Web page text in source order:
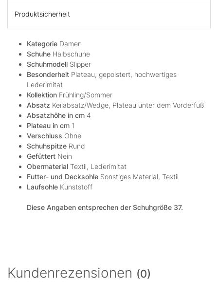
Produktsicherheit
Kategorie Damen
Schuhe Halbschuhe
Schuhmodell Slipper
Besonderheit Plateau, gepolstert, hochwertiges
Lederimitat
Kollektion Frühling/Sommer
Absatz Keilabsatz/Wedge, Plateau unter dem Vorderfuß
Absatzhöhe in cm 4
Plateau in cm 1
Verschluss Ohne
Schuhspitze Rund
Gefüttert Nein
Obermaterial Textil, Lederimitat
Futter- und Decksohle Sonstiges Material, Textil
Laufsohle Kunststoff
Diese Angaben entsprechen der Schuhgröße 37.
Kundenrezensionen (0)